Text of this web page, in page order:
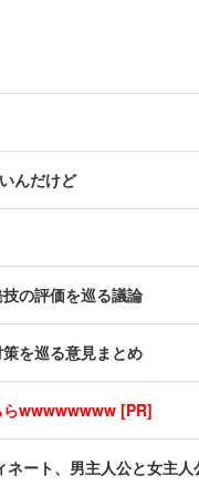
んだけど
の評価を巡る議論
を巡る意見まとめ
らwwwwwwww [PR]
ート、男主人公と女主